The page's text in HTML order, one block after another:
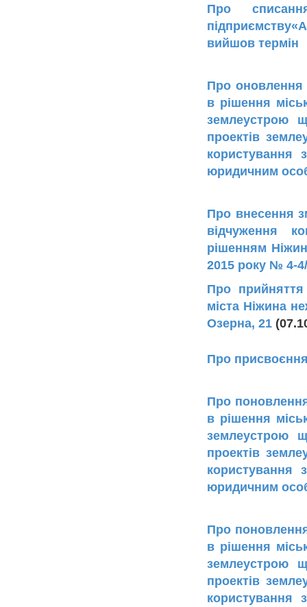
Про
вийшов термін
Про оновлення
в рішення
землеустрою
проектів
користування
юридичним
Про внесення
відчуження
рішенням
2015 року № 4-
Про прийняття
міста Ніжина
Озерна, 21
Про
Про
в рішення
землеустрою
проектів
користування
юридичним
Про
в рішення
землеустрою
проектів
користування